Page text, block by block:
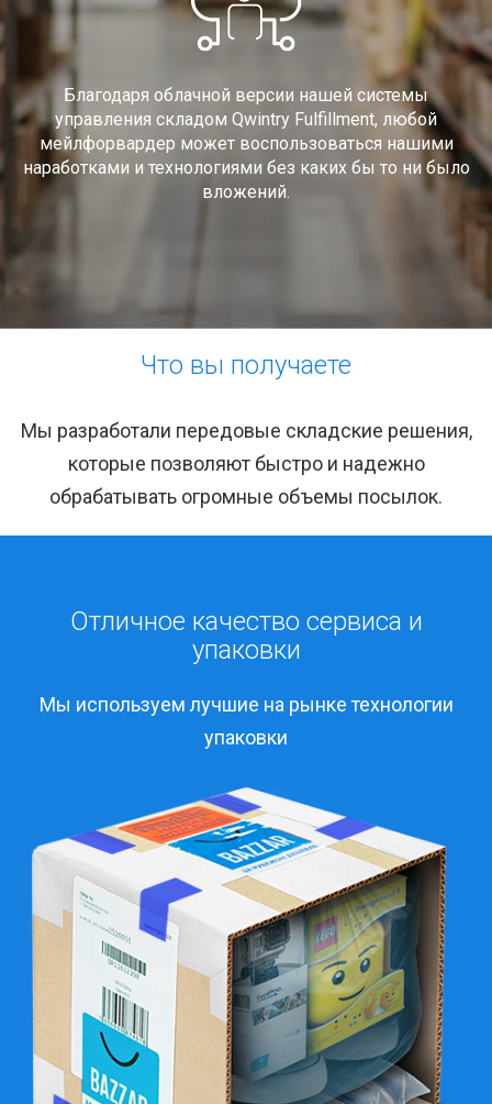
Благодаря облачной версии нашей системы
управления складом Qwintry Fulfillment, любой
мейлфорвардер может воспользоваться нашими
наработками и технологиями без каких бы то ни было
вложений.
Что вы получаете
Мы разработали передовые складские решения,
которые позволяют быстро и надежно
обрабатывать огромные объемы посылок.
Отличное качество сервиса и
упаковки
Мы используем лучшие на рынке технологии
упаковки